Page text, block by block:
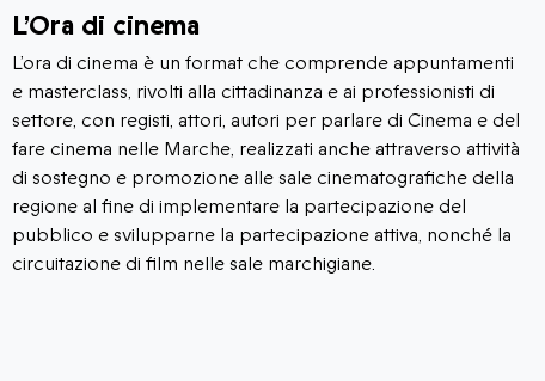
L’Ora di cinema
L’ora di cinema è un format che comprende appuntamenti
e masterclass, rivolti alla cittadinanza e ai professionisti di
settore, con registi, attori, autori per parlare di Cinema e del
fare cinema nelle Marche, realizzati anche attraverso attività
di sostegno e promozione alle sale cinematografiche della
regione al fine di implementare la partecipazione del
pubblico e svilupparne la partecipazione attiva, nonché la
circuitazione di film nelle sale marchigiane.